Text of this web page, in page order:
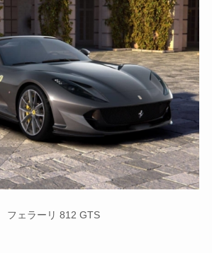
フェラーリ 812 GTS